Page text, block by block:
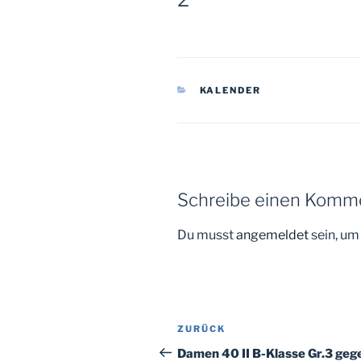
KATEGORIEN
KALENDER
Schreibe einen
Du musstangemeldetsein,
Beitragsnavigation
Vorheriger
Beitrag
ZURÜCK
Damen 40 II B-Klasse Gr.3